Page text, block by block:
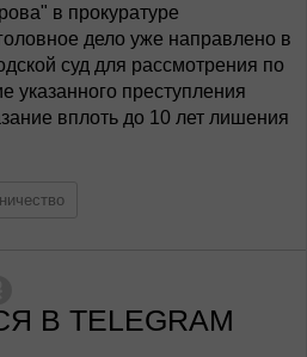
в прокуратуре
дело уже направлено в
суд для рассмотрения по
указанного преступления
вплоть до 10 лет лишения
В TELEGRAM